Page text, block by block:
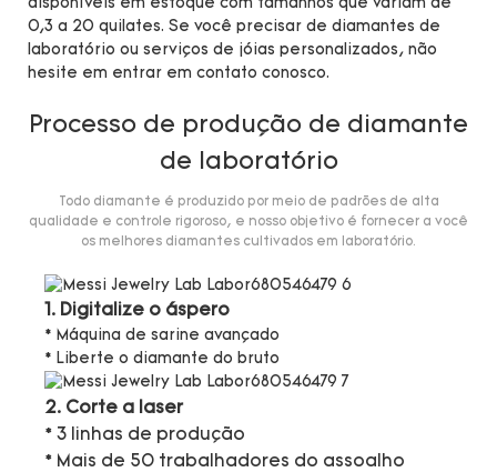
disponíveis em estoque com tamanhos que variam de
0,3 a 20 quilates. Se você precisar de diamantes de
laboratório ou serviços de jóias personalizados, não
hesite em entrar em contato conosco.
Processo de produção de diamante
de laboratório
Todo diamante é produzido por meio de padrões de alta
qualidade e controle rigoroso, e nosso objetivo é fornecer a você
os melhores diamantes cultivados em laboratório.
1. Digitalize o áspero
* Máquina de sarine avançado
* Liberte o diamante do bruto
2. Corte a laser
* 3 linhas de produção
* Mais de 50 trabalhadores do assoalho